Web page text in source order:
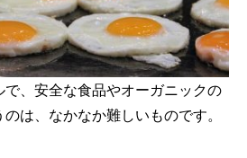
、安全な食品やオーガニックの
は、なかなか難しいものです。